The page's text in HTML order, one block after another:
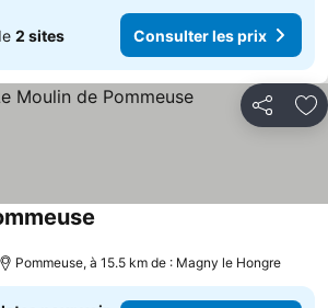
2 sites Consulter les prix
Partager
Pommeuse, à 15.5 km de : Magny le Hongre